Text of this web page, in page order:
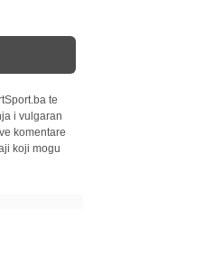
te
i vulgaran
komentare
koji mogu